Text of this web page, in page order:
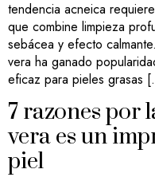
tendencia acneica
que combine limpieza
sebácea y efecto
vera ha ganado
eficaz para pieles grasas
7 razones por
vera es un
piel